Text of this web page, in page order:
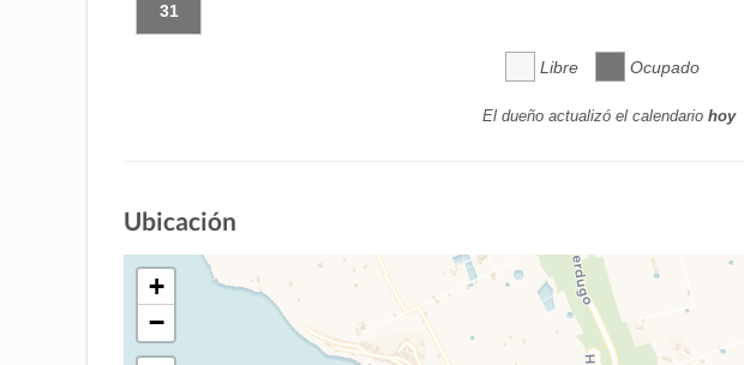
31
Libre Ocupado
El dueño actualizó el calendario hoy
Ubicación
+
−